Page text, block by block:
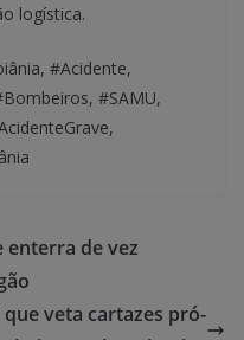
logística.
#Acidente,
#SAMU,
enterra de vez
veta cartazes pró-